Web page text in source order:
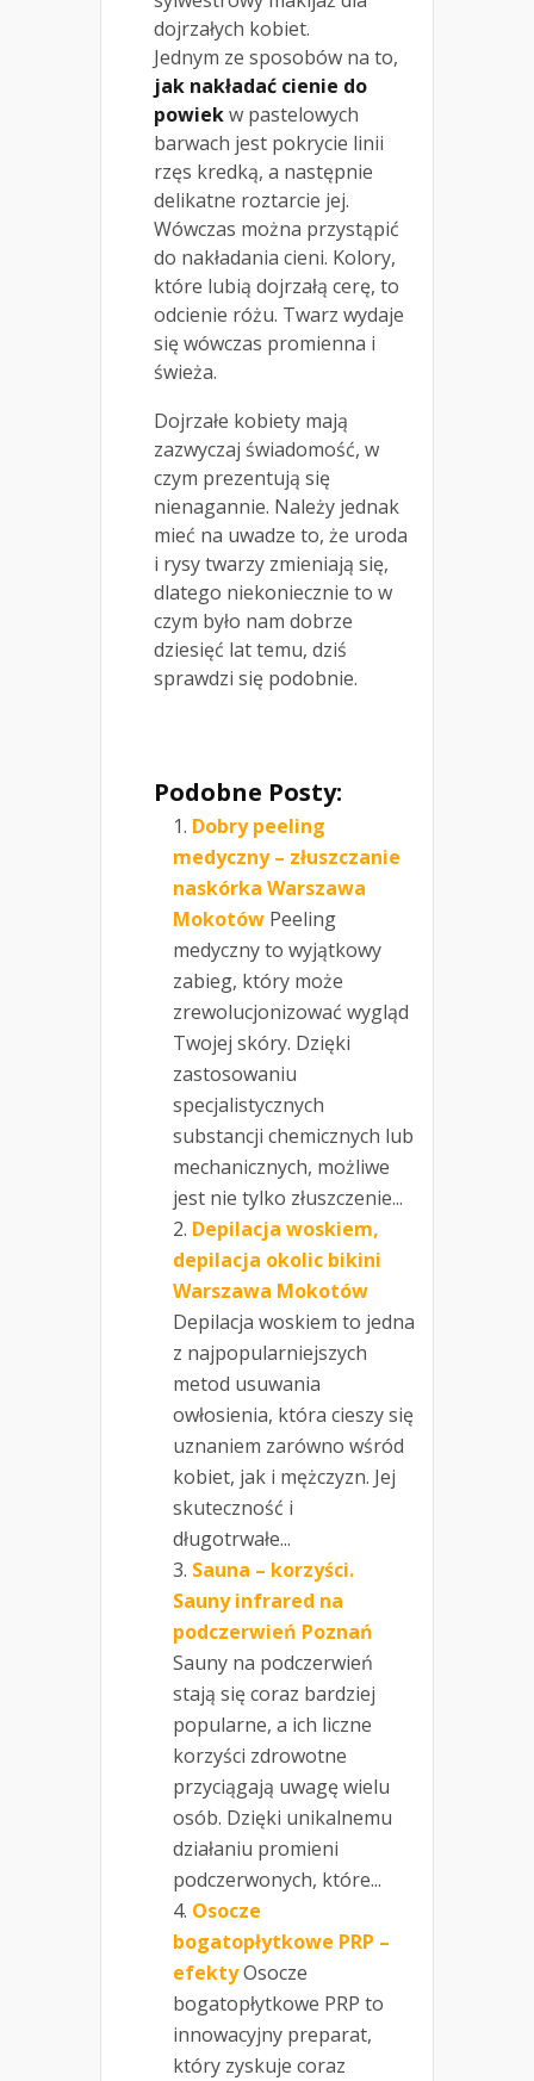
dojrzałych kobiet.
Jednym ze sposobów na to,
jak nakładać cienie do
powiekw pastelowych
barwach jest pokrycie linii
rzęs kredką, a następnie
delikatne roztarcie jej.
Wówczas można przystąpić
do nakładania cieni. Kolory,
które lubią dojrzałą cerę, to
odcienie różu. Twarz wydaje
się wówczas promienna i
świeża.
Dojrzałe kobiety mają
zazwyczaj świadomość, w
czym prezentują się
nienagannie. Należy jednak
mieć na uwadze to, że uroda
i rysy twarzy zmieniają się,
dlatego niekoniecznie to w
czym było nam dobrze
dziesięć lat temu, dziś
sprawdzi się podobnie.
Podobne Posty:
Dobry peeling
medyczny – złuszczanie
naskórka Warszawa
Mokotów Peeling
medyczny to wyjątkowy
zabieg, który może
zrewolucjonizować wygląd
Twojej skóry. Dzięki
zastosowaniu
specjalistycznych
substancji chemicznych lub
mechanicznych, możliwe
jest nie tylko złuszczenie...
Depilacja woskiem,
depilacja okolic bikini
Warszawa Mokotów
Depilacja woskiem to jedna
z najpopularniejszych
metod usuwania
owłosienia, która cieszy się
uznaniem zarówno wśród
kobiet, jak i mężczyzn. Jej
skuteczność i
długotrwałe...
Sauna – korzyści.
Sauny infrared na
podczerwień Poznań
Sauny na podczerwień
stają się coraz bardziej
popularne, a ich liczne
korzyści zdrowotne
przyciągają uwagę wielu
osób. Dzięki unikalnemu
działaniu promieni
podczerwonych, które...
Osocze
bogatopłytkowe PRP –
efektyOsocze
bogatopłytkowe PRP to
innowacyjny preparat,
który zyskuje coraz